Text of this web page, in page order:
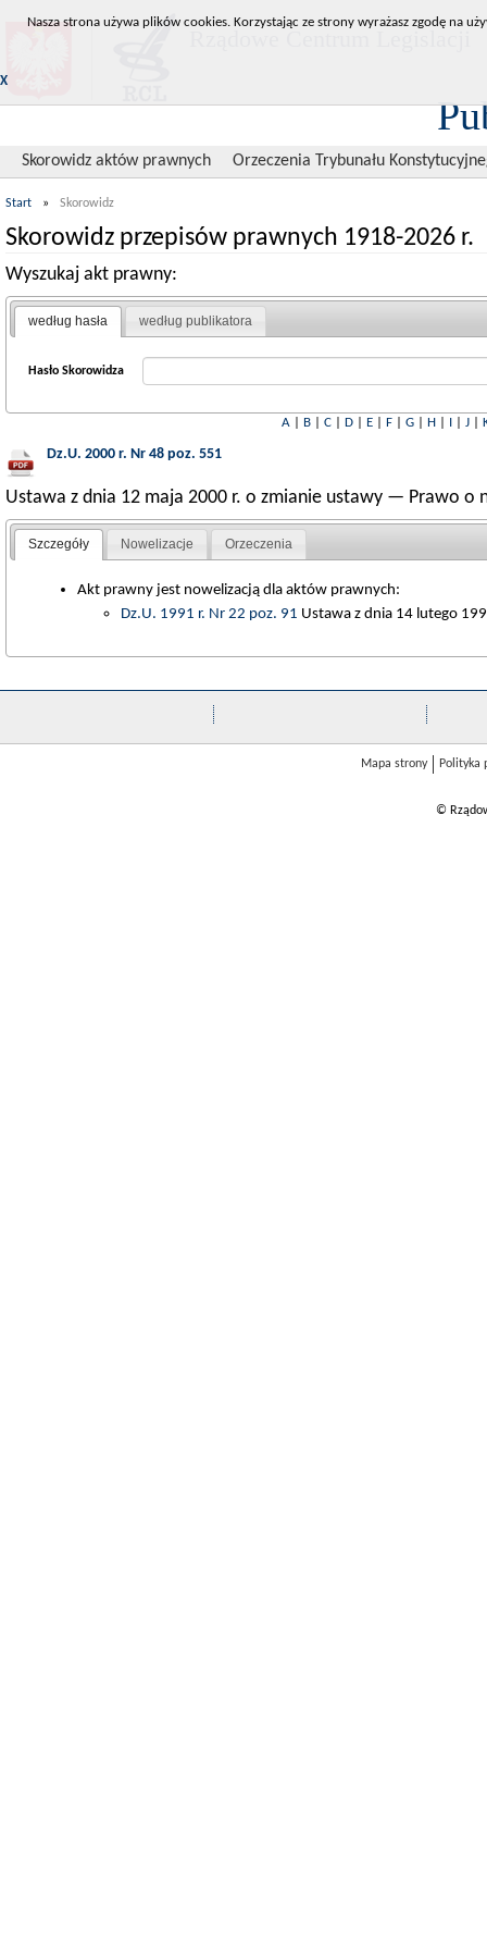
Skorowidz aktów prawnych Orzeczenia Trybunału
Start » Skorowidz
Skorowidz przepisów prawnych 1918-2026 r.
Wyszukaj akt prawny:
według hasła według publikatora
Hasło Skorowidza
A| B| C| D| E| F| G| H| I| J|
Dz.U. 2000 r. Nr 48 poz. 551
Ustawa z dnia 12 maja 2000 r. o zmianie ustawy — Prawo
Szczegóły Nowelizacje Orzeczenia
Akt prawny jest nowelizacją dla aktów prawnych:
Dz.U. 1991 r. Nr 22 poz. 91 Ustawa z dnia 14 lutego
Mapa strony Polityka
©
Nasza strona używa plików cookies. Korzystając ze strony wyrażasz zgodę na
X